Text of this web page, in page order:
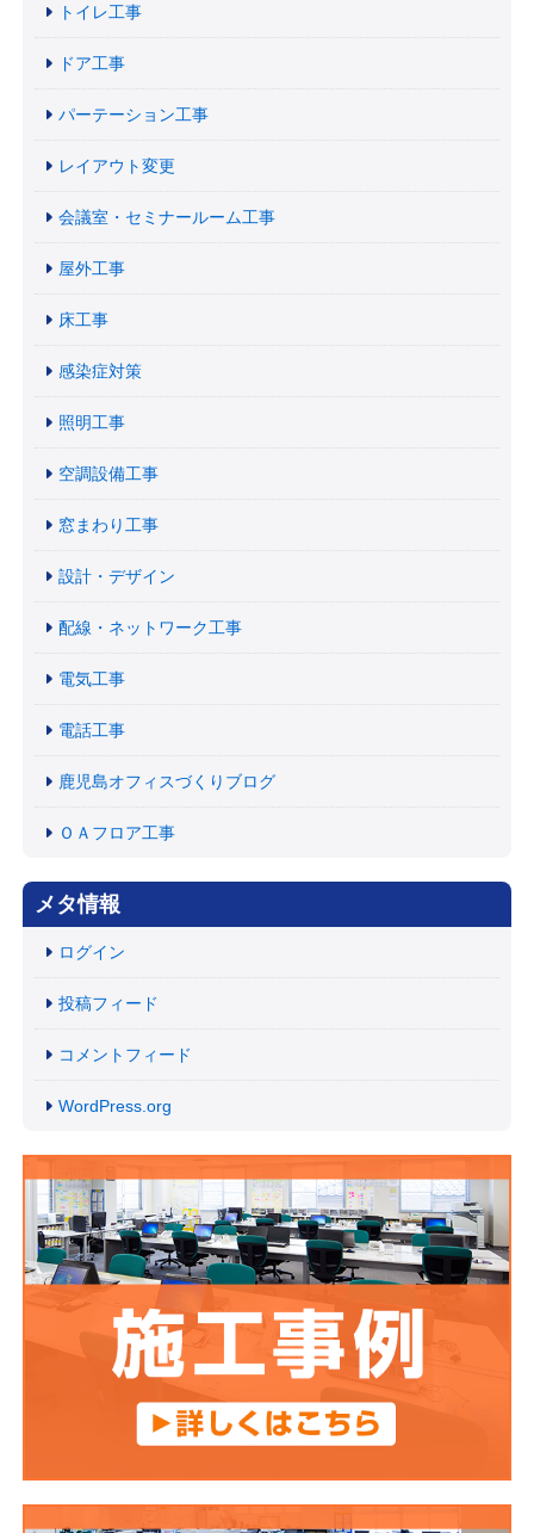
トイレ工事
ドア工事
パーテーション工事
レイアウト変更
会議室・セミナールーム工事
屋外工事
床工事
感染症対策
照明工事
空調設備工事
窓まわり工事
設計・デザイン
配線・ネットワーク工事
電気工事
電話工事
鹿児島オフィスづくりブログ
ＯＡフロア工事
メタ情報
ログイン
投稿フィード
コメントフィード
WordPress.org